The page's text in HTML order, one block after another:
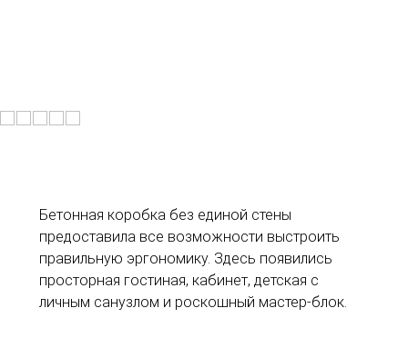
Бетонная коробка без единой стены
предоставила все возможности выстроить
правильную эргономику. Здесь появились
просторная гостиная, кабинет, детская с
личным санузлом и роскошный мастер-блок.